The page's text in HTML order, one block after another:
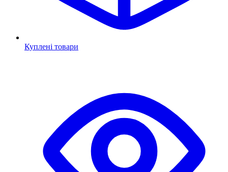
Куплені товари